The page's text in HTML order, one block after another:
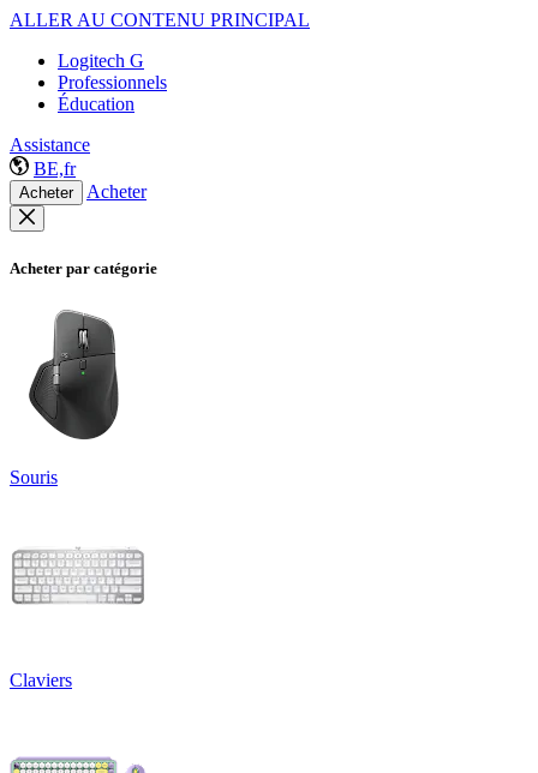
ALLER AU CONTENU PRINCIPAL
Logitech G
Professionnels
Éducation
Assistance
BE,fr
Acheter Acheter
Acheter par catégorie
Souris
Claviers